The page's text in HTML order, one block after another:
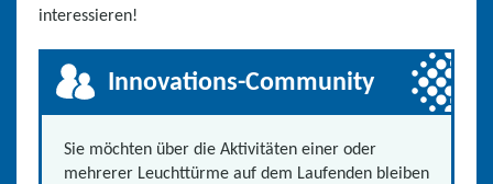
interessieren!
Innovations-Community
Sie möchten über die Aktivitäten einer oder
mehrerer Leuchttürme auf dem Laufenden bleiben